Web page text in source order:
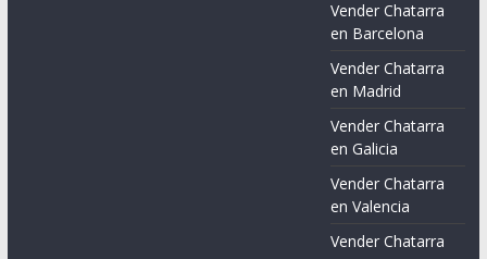
Vender Chatarra
en Barcelona
Vender Chatarra
en Madrid
Vender Chatarra
en Galicia
Vender Chatarra
en Valencia
Vender Chatarra